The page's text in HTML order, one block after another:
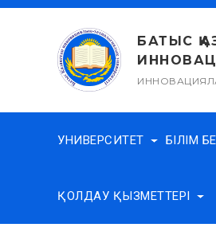
Skip
БАТЫС
УНИВЕРСИТЕТ БІЛІМ
ҚОЛДАУ ҚЫЗМЕТТЕРІ